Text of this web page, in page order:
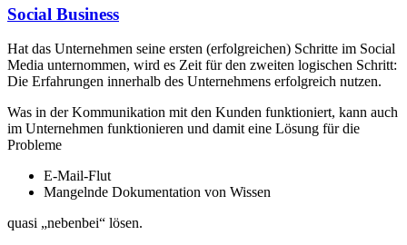
Social Business
Hat das Unternehmen seine ersten (erfolgreichen) Schritte im Social
Media unternommen, wird es Zeit für den zweiten logischen Schritt:
Die Erfahrungen innerhalb des Unternehmens erfolgreich nutzen.
Was in der Kommunikation mit den Kunden funktioniert, kann auch
im Unternehmen funktionieren und damit eine Lösung für die
Probleme
E-Mail-Flut
Mangelnde Dokumentation von Wissen
quasi „nebenbei“ lösen.